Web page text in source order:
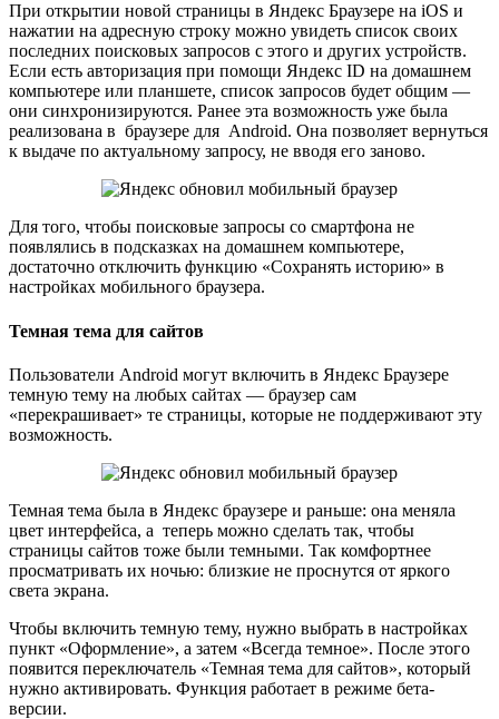
При открытии новой страницы в Яндекс Браузере на iOS и
нажатии на адресную строку можно увидеть список своих
последних поисковых запросов с этого и других устройств.
Если есть авторизация при помощи Яндекс ID на домашнем
компьютере или планшете, список запросов будет общим —
они синхронизируются. Ранее эта возможность уже была
реализована в браузере для Android. Она позволяет вернуться
к выдаче по актуальному запросу, не вводя его заново.
Для того, чтобы поисковые запросы со смартфона не
появлялись в подсказках на домашнем компьютере,
достаточно отключить функцию «Сохранять историю» в
настройках мобильного браузера.
Темная тема для сайтов
Пользователи Android могут включить в Яндекс Браузере
темную тему на любых сайтах — браузер сам
«перекрашивает» те страницы, которые не поддерживают эту
возможность.
Темная тема была в Яндекс браузере и раньше: она меняла
цвет интерфейса, а теперь можно сделать так, чтобы
страницы сайтов тоже были темными. Так комфортнее
просматривать их ночью: близкие не проснутся от яркого
света экрана.
Чтобы включить темную тему, нужно выбрать в настройках
пункт «Оформление», а затем «Всегда темное». После этого
появится переключатель «Темная тема для сайтов», который
нужно активировать. Функция работает в режиме бета-
версии.